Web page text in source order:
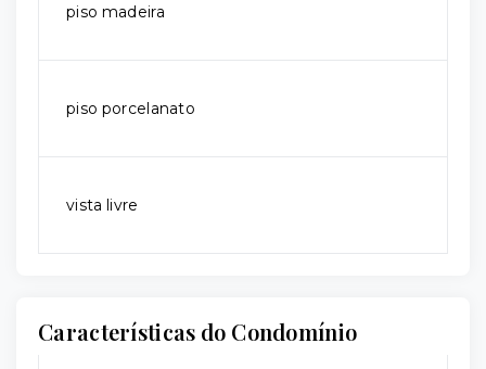
piso madeira
piso porcelanato
vista livre
Características do Condomínio